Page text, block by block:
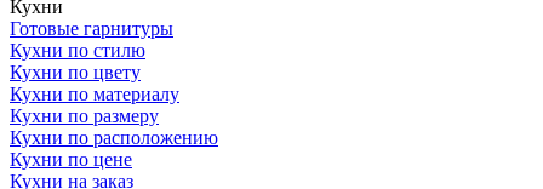
Кухни
Готовые гарнитуры
Кухни по стилю
Кухни по цвету
Кухни по материалу
Кухни по размеру
Кухни по расположению
Кухни по цене
Кухни на заказ